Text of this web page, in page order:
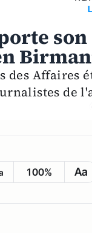
des Affaires
de
100% Aa